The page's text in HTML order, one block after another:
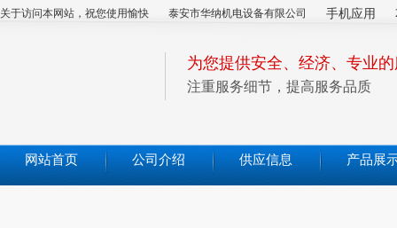
关于访问本网站，祝您使用愉快 泰安市华纳机电设备有限公司 手机应用
为您提供安全、经济、专业
注重服务细节，提高服务品质
网站首页 公司介绍 供应信息 产品展